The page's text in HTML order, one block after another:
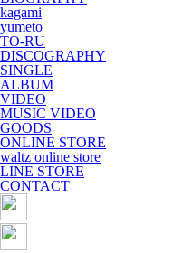
kagami
yumeto
TO-RU
DISCOGRAPHY
SINGLE
ALBUM
VIDEO
MUSIC VIDEO
GOODS
ONLINE STORE
waltz online store
LINE STORE
CONTACT